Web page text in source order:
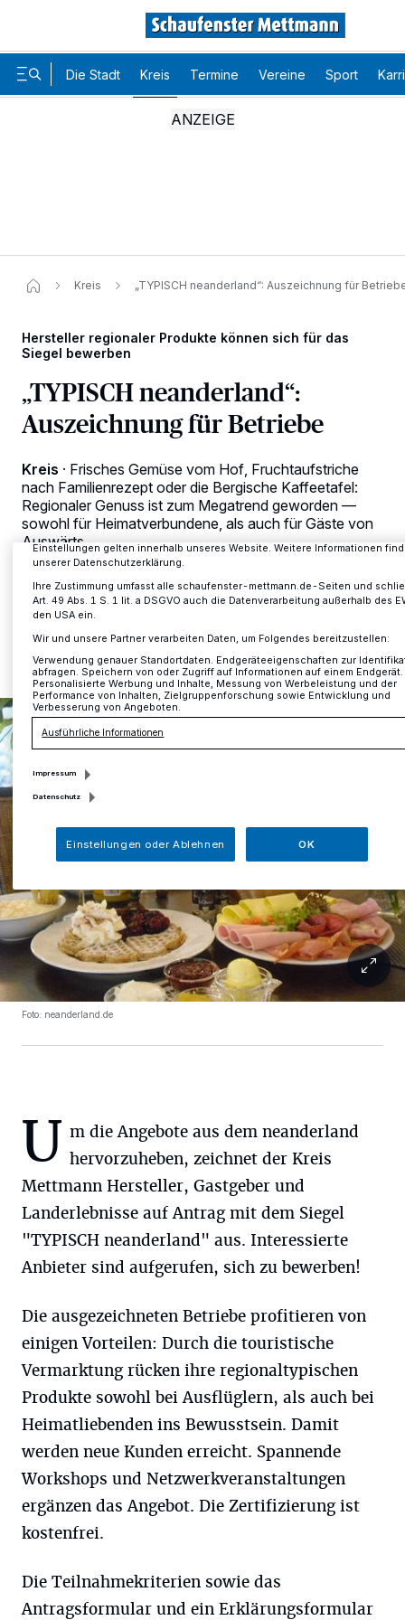
Die Stadt Kreis Termine Vereine Sport
Kreis „TYPISCH neanderland“: Auszeichnung für
Hersteller regionaler Produkte können sich für das
Siegel bewerben
„TYPISCH neanderland“:
Auszeichnung für Betriebe
Kreis · Frisches Gemüse vom Hof, Fruchtaufstriche
nach Familienrezept oder die Bergische Kaffeetafel:
Regionaler Genuss ist zum Megatrend geworden —
sowohl für Heimatverbundene, als auch für Gäste von
Auswärts.
28.02.2019 , 13:59 Uhr
Foto: neanderland.de
U m die Angebote aus dem neanderland
hervorzuheben, zeichnet der Kreis
Mettmann Hersteller, Gastgeber und
Landerlebnisse auf Antrag mit dem Siegel
"TYPISCH neanderland" aus. Interessierte
Anbieter sind aufgerufen, sich zu bewerben!
Die ausgezeichneten Betriebe profitieren von
einigen Vorteilen: Durch die touristische
Vermarktung rücken ihre regionaltypischen
Produkte sowohl bei Ausflüglern, als auch bei
Heimatliebenden ins Bewusstsein. Damit
werden neue Kunden erreicht. Spannende
Workshops und Netzwerkveranstaltungen
ergänzen das Angebot. Die Zertifizierung ist
kostenfrei.
Die Teilnahmekriterien sowie das
Antragsformular und ein Erklärungsformular
Wir und unsere218-Partner speichern und greifen auf personenbezogene
aktivieren Sie Tracking-Technologien für die unter „Wir und unsere Partner
verarbeiten Daten, um Ihnen Dienste bereitzustellen“ aufgeführten Zwecke.
Tracker deaktiviert sind, sind manche Inhalte und Anzeigen möglicherweise
so relevant für Sie. Sie können dieses Menü jederzeit wieder aufrufen, um
Einstellungen zu ändern oder Ihre Einwilligung zu widerrufen, indem Sie
Einstellungen oder Ablehnen am unteren Rand der Webseite klicken. Ihre
Einstellungen gelten innerhalb unseres Website. Weitere Informationen
unserer Datenschutzerklärung.
Ihre Zustimmung umfasst alle schaufenster-mettmann.de-Seiten und
Art. 49 Abs. 1 S. 1 lit. a DSGVO auch die Datenverarbeitung außerhalb des
den USA ein.
Wir und unsere Partner verarbeiten Daten, um Folgendes bereitzustellen:
Verwendung genauer Standortdaten. Endgeräteeigenschaften zur
abfragen. Speichern von oder Zugriff auf Informationen auf einem Endgerät.
Personalisierte Werbung und Inhalte, Messung von Werbeleistung und der
Performance von Inhalten, Zielgruppenforschung sowie Entwicklung und
Verbesserung von Angeboten.
Ausführliche Informationen
Impressum
Datenschutz
Einstellungen oder Ablehnen OK